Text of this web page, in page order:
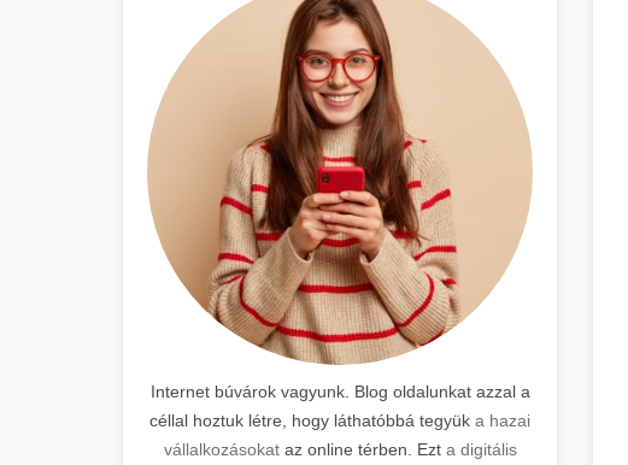
Internet búvárok vagyunk. Blog oldalunkat azzal a
céllal hoztuk létre, hogy láthatóbbá tegyük a hazai
vállalkozásokataz online térben. Ezt a digitális